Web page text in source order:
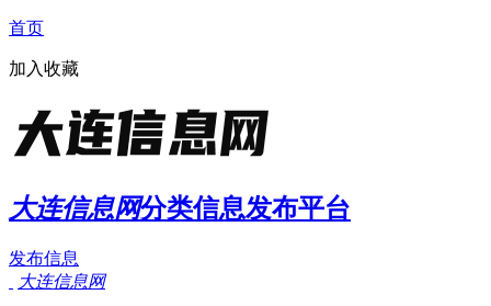
首页
加入收藏
大连信息网分类信息发布平台
发布信息
大连信息网